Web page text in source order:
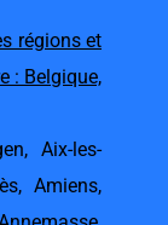
régions et
: Belgique,
, Aix-les-
,Amiens,